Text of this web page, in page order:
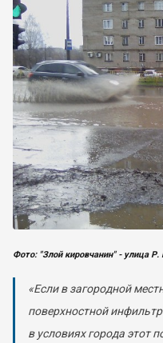
Фото: "Злой кировчанин" - улица Р.
«Если в загородной
поверхностной
в условиях города этот